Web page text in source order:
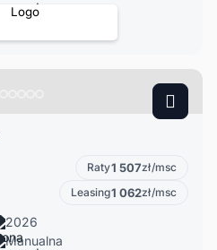
Raty1 507zł/msc
Leasing1 062zł/msc
2026
Manualna